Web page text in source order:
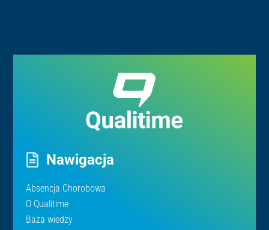
Nawigacja
Absencja Chorobowa
O Qualitime
Baza wiedzy